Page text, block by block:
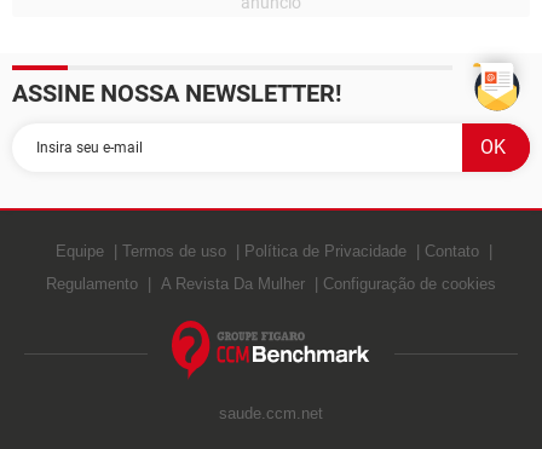
ASSINE NOSSA NEWSLETTER!
Equipe Termos de uso Política de Privacidade
Contato
Regulamento
A Revista Da Mulher Configuração de cookies
saude.ccm.net